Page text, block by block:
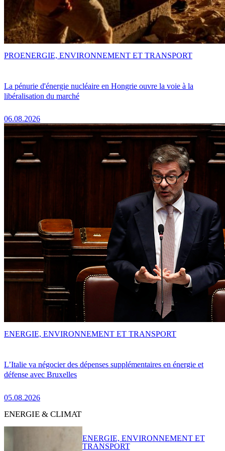
La pénurie d'énergie nucléaire en Hongrie ouvre la voie à la
libéralisation du marché
06.08.2026
PROENERGIE, ENVIRONNEMENT ET TRANSPORT
L’Italie va négocier des dépenses supplémentaires en énergie et
défense avec Bruxelles
05.08.2026
ENERGIE, ENVIRONNEMENT ET TRANSPORT
ENERGIE & CLIMAT
ENERGIE, ENVIRONNEMENT ET
TRANSPORT